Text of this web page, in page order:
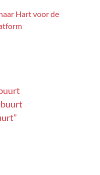
Hart voor de